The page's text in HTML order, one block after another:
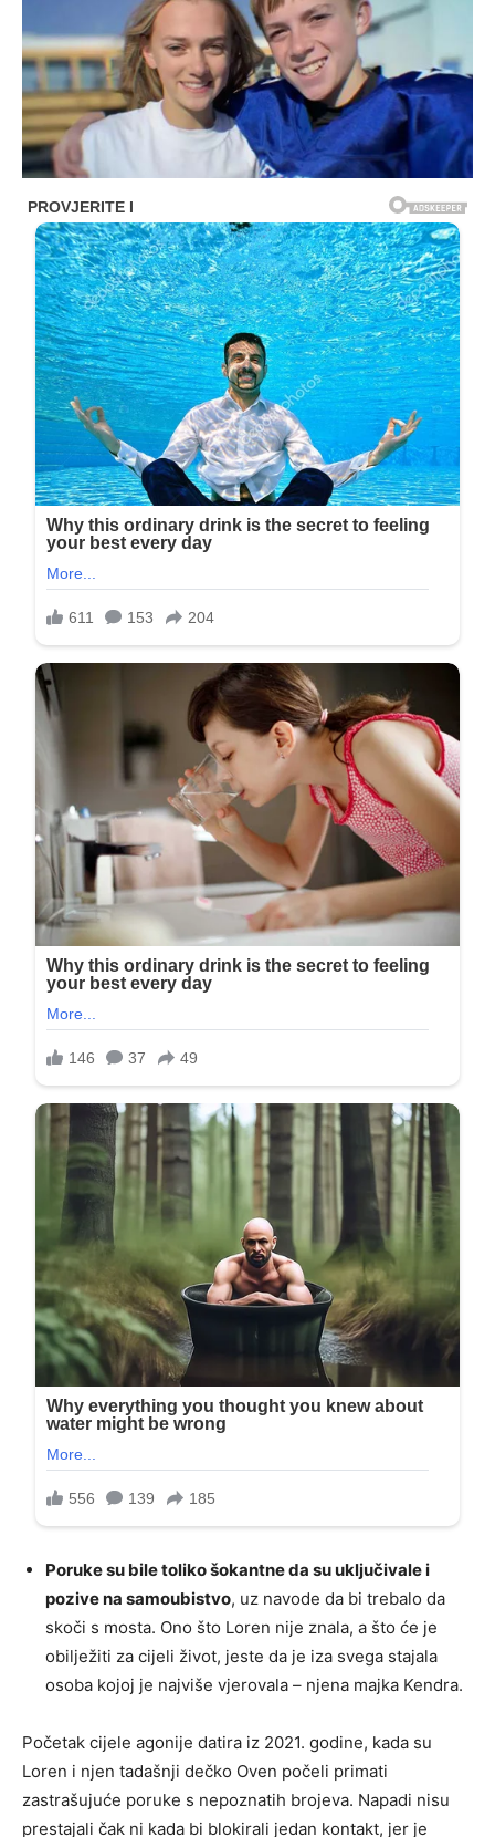
Poruke su bile toliko šokantne da su uključivale i
pozive na samoubistvo, uz navode da bi trebalo da
skoči s mosta. Ono što Loren nije znala, a što će je
obilježiti za cijeli život, jeste da je iza svega stajala
osoba kojoj je najviše vjerovala – njena majka Kendra.
Početak cijele agonije datira iz 2021. godine, kada su
Loren i njen tadašnji dečko Oven počeli primati
zastrašujuće poruke s nepoznatih brojeva. Napadi nisu
prestajali čak ni kada bi blokirali jedan kontakt, jer je